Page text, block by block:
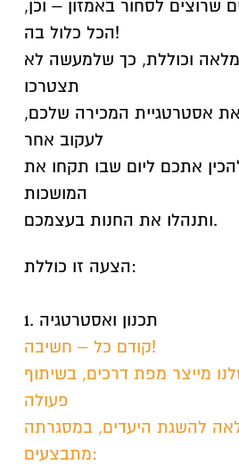
שרוצים לסחור באמזון – וכן,
הכל כלול בה!
וכוללת, כך שלמעשה לא
תצטרכו
אסטרטגיית המכירה שלכם,
לעקוב אחר
אתכם ליום שבו תקחו את
המושכות
ותנהלו את החנות בעצמכם.
הצעה זו כוללת:
1. תכנון ואסטרטגיה
קודם כל – חשיבה!
מייצר מפת דרכים, בשיתוף
פעולה
להשגת היעדים, במסגרתה
מתבצעים: